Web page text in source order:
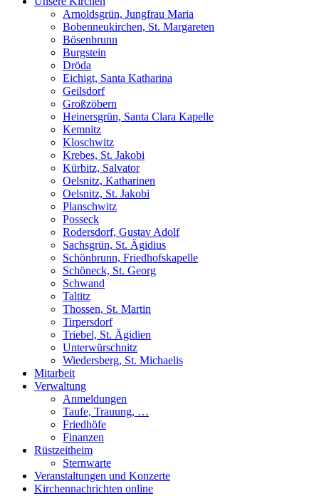
Arnoldsgrün, Jungfrau Maria
Bobenneukirchen, St. Margareten
Bösenbrunn
Burgstein
Dröda
Eichigt, Santa Katharina
Geilsdorf
Großzöbern
Heinersgrün, Santa Clara Kapelle
Kemnitz
Kloschwitz
Krebes, St. Jakobi
Kürbitz, Salvator
Oelsnitz, Katharinen
Oelsnitz, St. Jakobi
Planschwitz
Posseck
Rodersdorf, Gustav Adolf
Sachsgrün, St. Ägidius
Schönbrunn, Friedhofskapelle
Schöneck, St. Georg
Schwand
Taltitz
Thossen, St. Martin
Tirpersdorf
Triebel, St. Ägidien
Unterwürschnitz
Wiedersberg, St. Michaelis
Mitarbeit
Verwaltung
Anmeldungen
Taufe, Trauung, …
Friedhöfe
Finanzen
Rüstzeitheim
Sternwarte
Veranstaltungen und Konzerte
Kirchennachrichten online